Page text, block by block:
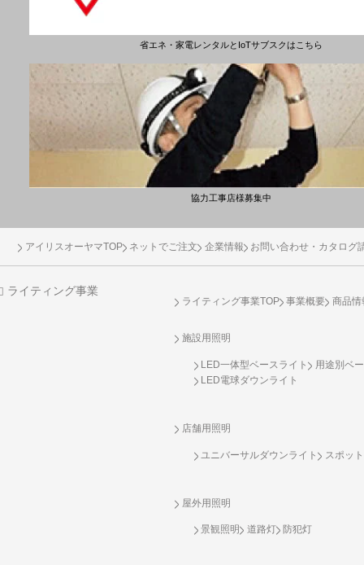
省エネ・家電レンタルとIoTサブスクはこちら
協力工事店様募集中
アイリスオーヤマTOP ネットでご注文 企業情報 お問い合わせ・カタログ
ライティング事業
ライティング事業TOP 事業概要 商品情
施設用照明
LED一体型ベースライト
用途別ベ
LED電球ダウンライト
店舗用照明
ユニバーサルダウンライト スポッ
屋外用照明
景観照明 道路灯 防犯灯